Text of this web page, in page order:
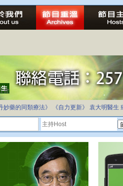
會
化教育，全民學卷制
妙藥的同類療法》 《自力更新》 袁大明醫生